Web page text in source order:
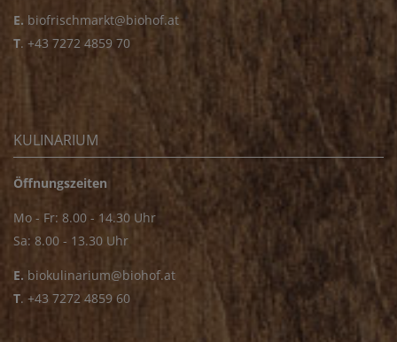
E. biofrischmarkt@biohof.at
T. +43 7272 4859 70
KULINARIUM
Öffnungszeiten
Mo - Fr: 8.00 - 14.30 Uhr
Sa: 8.00 - 13.30 Uhr
E. biokulinarium@biohof.at
T. +43 7272 4859 60